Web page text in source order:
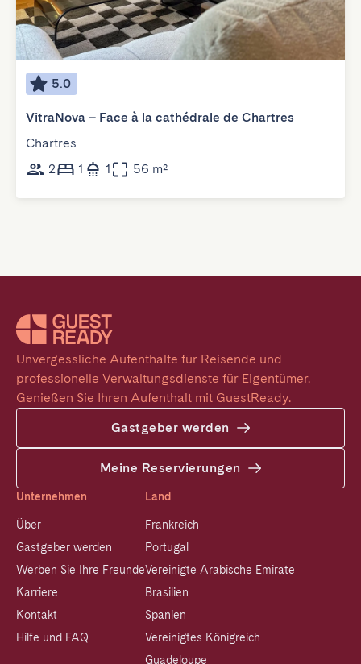
5.0
VitraNova – Face à la cathédrale de Chartres
Chartres
2
1 1 56 m²
Unvergessliche Aufenthalte für Reisende und
professionelle Verwaltungsdienste für Eigentümer.
Genießen Sie Ihren Aufenthalt mit GuestReady.
Gastgeber werden
Meine Reservierungen
Unternehmen
Über
Gastgeber werden
Werben Sie Ihre Freunde
Karriere
Kontakt
Hilfe und FAQ
Land
Frankreich
Portugal
Vereinigte Arabische Emirate
Brasilien
Spanien
Vereinigtes Königreich
Guadeloupe